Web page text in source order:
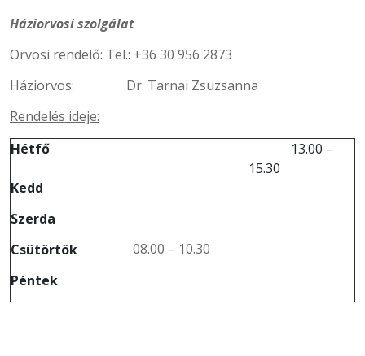
Háziorvosi szolgálat
Orvosi rendelő: Tel.: +36 30 956 2873
Háziorvos: Dr. Tarnai Zsuzsanna
Rendelés ideje:
Hétfő
13.00 –
15.30
Kedd
Szerda
Csütörtök
08.00 – 10.30
Péntek